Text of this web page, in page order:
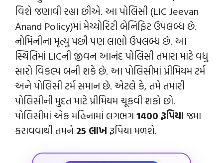
વિશે જણાવી રહ્યા છીએ. આ પોલિસી (LIC Jeevan
Anand Policy)માં મેચ્યોરિટી બેનિફિટ ઉપલબ્ધ છે.
નોમિનીના મૃત્યુ પછી પણ લાભો ઉપલબ્ધ છે. આ
સ્થિતિમાં LICની જીવન આનંદ પોલિસી તમારા માટે વધુ
સારો વિકલ્પ બની શકે છે. આ પોલિસીમાં પ્રીમિયમ ટર્મ
અને પોલિસી ટર્મ સમાન છે. એટલે કે, તમે તમારી
પોલિસીની મુદત માટે પ્રીમિયમ ચૂકવી શકો છો.
પોલિસીમાં એક મહિનામાં લગભગ 1400 રૂપિયા જમા
કરાવવાથી તમને 25 લાખ રૂપિયા મળશે.